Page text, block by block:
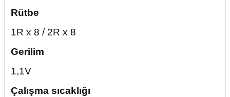
Rütbe
1R x 8 / 2R x 8
Gerilim
1,1V
Çalışma sıcaklığı